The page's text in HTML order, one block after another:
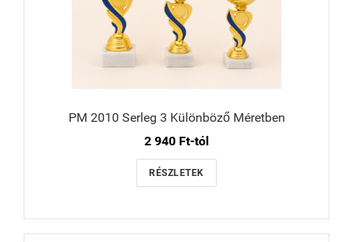
PM 2010 Serleg 3 Különböző Méretben
2 940 Ft-tól
RÉSZLETEK